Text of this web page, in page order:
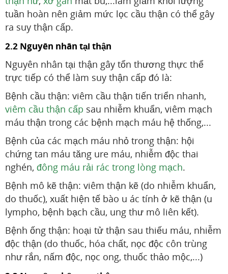
tuần hoàn nên giảm mức lọc cầu thận có thể gây
ra suy thận cấp.
2.2 Nguyên nhân tại thận
Nguyên nhân tại thận gây tổn thương thực thể
trực tiếp có thể làm suy thận cấp đó là:
Bệnh cầu thận: viêm cầu thận tiến triển nhanh,
viêm cầu thận cấp sau nhiễm khuẩn, viêm mạch
máu thận trong các bệnh mạch máu hệ thống,...
Bệnh của các mạch máu nhỏ trong thận: hội
chứng tan máu tăng ure máu, nhiễm độc thai
nghén, đông máu rải rác trong lòng mạch.
Bệnh mô kẽ thận: viêm thận kẽ (do nhiễm khuẩn,
do thuốc), xuất hiện tế bào u ác tính ở kẽ thận (u
lympho, bệnh bạch cầu, ung thư mô liên kết).
Bệnh ống thận: hoại tử thận sau thiếu máu, nhiễm
độc thận (do thuốc, hóa chất, nọc độc côn trùng
như rắn, nấm độc, nọc ong, thuốc thảo mộc,...)